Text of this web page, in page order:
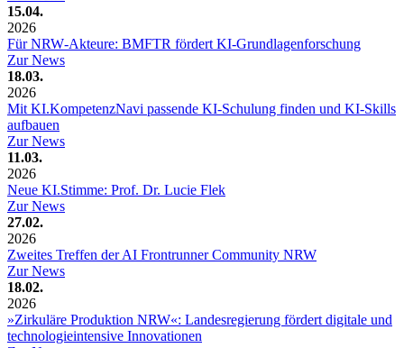
15.04.
2026
Für NRW‑Akteure: BMFTR fördert KI‑Grundlagenforschung
Zur News
18.03.
2026
Mit KI.KompetenzNavi passende KI-Schulung finden und KI-Skills
aufbauen
Zur News
11.03.
2026
Neue KI.Stimme: Prof. Dr. Lucie Flek
Zur News
27.02.
2026
Zweites Treffen der AI Frontrunner Community NRW
Zur News
18.02.
2026
»Zirkuläre Produktion NRW«: Landesregierung fördert digitale und
technologieintensive Innovationen